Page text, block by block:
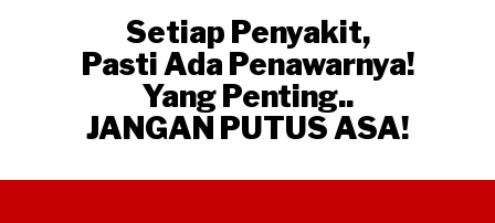
Setiap Penyakit,
Pasti Ada Penawarnya!
Yang Penting..
JANGAN PUTUS ASA!